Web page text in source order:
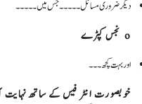
دیگر ضروری مسائل۔۔۔۔۔جس میں۔۔۔۔۔
o نجس کپڑے
اور بہت کچھ۔۔۔
خوبصورت انٹر فیس کے ساتھ نہایت